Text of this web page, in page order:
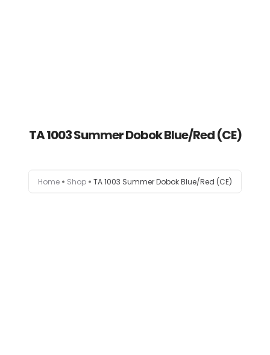
Καταστήματα
TA 1003 Summer Dobok Blue/Red (CE)
Home Shop TA 1003 Summer Dobok Blue/Red (CE)